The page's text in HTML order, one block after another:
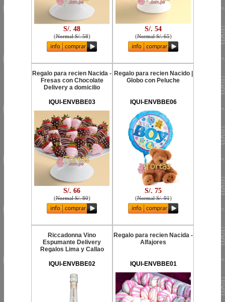
S/. 48
(Normal S/. 58)
S/. 54
(Normal S/. 65)
Regalo para recien Nacida -
Fresas con Chocolate
Delivery a domicilio
IQUI-ENVBBE03
S/. 66
(Normal S/. 80)
Regalo para recien Nacido |
Globo con Peluche
IQUI-ENVBBE06
S/. 75
(Normal S/. 91)
Riccadonna Vino
Espumante Delivery
Regalos Lima y Callao
IQUI-ENVBBE02
Regalo para recien Nacida -
Alfajores
IQUI-ENVBBE01